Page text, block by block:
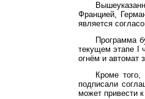
Францией,
является
Программа
текущем этапе
огнём и автомат
Кроме
подписали
может привести